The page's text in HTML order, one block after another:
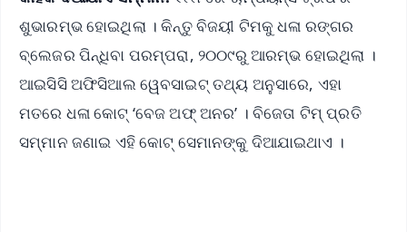
ଶୁଭାରମ୍ଭ ହୋଇଥିଲା । କିନ୍ତୁ ବିଜୟୀ ଟିମକୁ ଧଳା ରଙ୍ଗର
ବ୍ଲେଜର ପିନ୍ଧିବା ପରମ୍ପରା, ୨୦୦୯ରୁ ଆରମ୍ଭ ହୋଇଥିଲା ।
ଆଇସିସି ଅଫିସିଆଲ ୱେବସାଇଟ୍ ତଥ୍ୟ ଅନୁସାରେ, ଏହା
ମତରେ ଧଳା କୋଟ୍ ‘ବେଜ ଅଫ୍ ଅନର’ । ବିଜେତା ଟିମ୍ ପ୍ରତି
ସମ୍ମାନ ଜଣାଇ ଏହି କୋଟ୍ ସେମାନଙ୍କୁ ଦିଆଯାଇଥାଏ ।